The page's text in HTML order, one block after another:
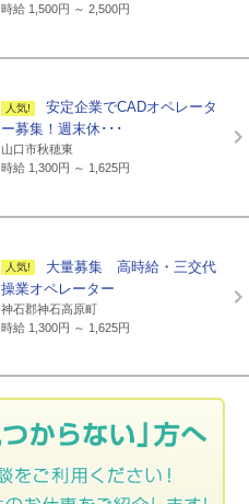
時給 1,500円 ～ 2,500円
安定企業でCADオペレータ
ー募集！週末休･･･
山口市秋穂東
時給 1,300円 ～ 1,625円
大量募集 高時給・三交代
操業オペレーター
神石郡神石高原町
時給 1,300円 ～ 1,625円